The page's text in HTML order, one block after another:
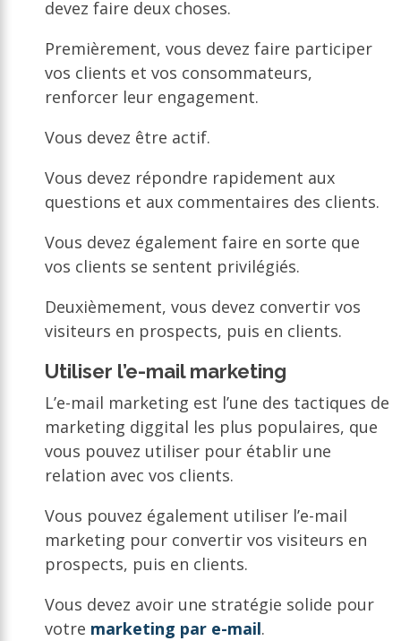
devez faire deux choses.
Premièrement, vous devez faire participer
vos clients et vos consommateurs,
renforcer leur engagement.
Vous devez être actif.
Vous devez répondre rapidement aux
questions et aux commentaires des clients.
Vous devez également faire en sorte que
vos clients se sentent privilégiés.
Deuxièmement, vous devez convertir vos
visiteurs en prospects, puis en clients.
Utiliser l’e-mail marketing
L’e-mail marketing est l’une des tactiques de
marketing diggital les plus populaires, que
vous pouvez utiliser pour établir une
relation avec vos clients.
Vous pouvez également utiliser l’e-mail
marketing pour convertir vos visiteurs en
prospects, puis en clients.
Vous devez avoir une stratégie solide pour
votre marketing par e-mail.